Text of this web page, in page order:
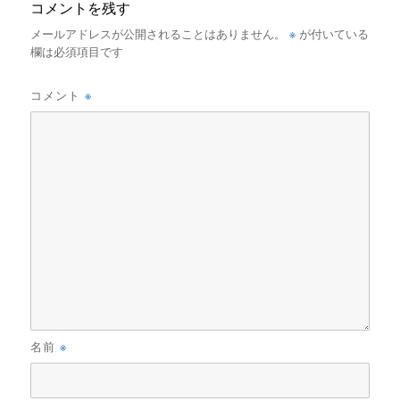
コメントを残す
メールアドレスが公開されることはありません。 ※ が付いている
欄は必須項目です
コメント※
名前※